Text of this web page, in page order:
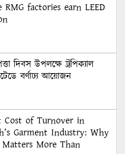
RMG factories earn LEED
দিবস উপলক্ষে ট্রপিক্যাল
বর্ণাঢ্য আয়োজন
Cost of Turnover in
Garment Industry: Why
More Than